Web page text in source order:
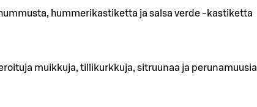
hummerikastiketta ja salsa verde -kastiketta
muikkuja, tillikurkkuja, sitruunaa ja perunamuusia